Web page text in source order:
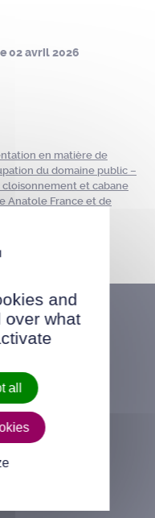
02 avril 2026
en matière de
du domaine public –
et cabane
Anatole France et de
20 juin 2027
and
over what
all